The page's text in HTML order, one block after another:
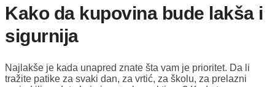
Kako da kupovina bude lakša i
sigurnija
Najlakše je kada unapred znate šta vam je prioritet. Da li
tražite patike za svaki dan, za vrtić, za školu, za prelazni